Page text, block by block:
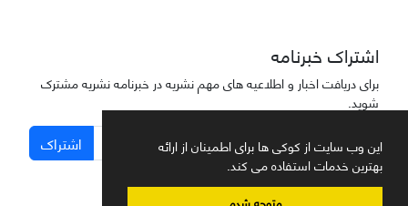
این وب سایت از کوکی ها برای اطمینان از ارائه
بهترین خدمات استفاده می کند.
اشتراک خبرنامه
برای دریافت اخبار و اطلاعیه های مهم نشریه در خبرنامه نشریه مشترک
شوید.
اشتراک